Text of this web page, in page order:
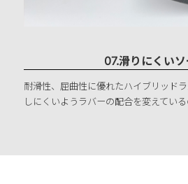
07.滑りにくい
耐滑性、屈曲性に優れたハイブリッド
しにくいようラバーの配合を変えている